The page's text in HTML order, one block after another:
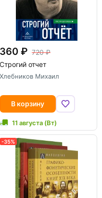
360
720
Строгий отчет
Хлебников Михаил
В корзину
11 августа (Вт)
-35%